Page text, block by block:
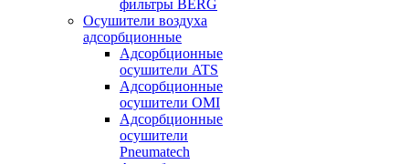
фильтры BERG
Осушители воздуха
адсорбционные
Адсорбционные
осушители ATS
Адсорбционные
осушители OMI
Адсорбционные
осушители
Pneumatech